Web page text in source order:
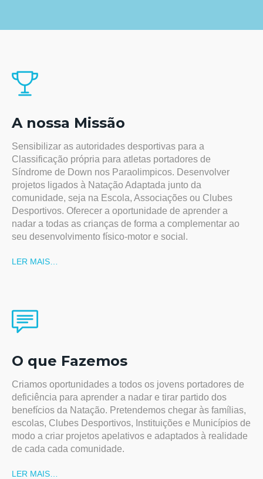
A nossa Missão
Sensibilizar as autoridades desportivas para a
Classificação própria para atletas portadores de
Síndrome de Down nos Paraolimpicos. Desenvolver
projetos ligados à Natação Adaptada junto da
comunidade, seja na Escola, Associações ou Clubes
Desportivos. Oferecer a oportunidade de aprender a
nadar a todas as crianças de forma a complementar ao
seu desenvolvimento físico-motor e social.
LER MAIS…
O que Fazemos
Criamos oportunidades a todos os jovens portadores de
deficiência para aprender a nadar e tirar partido dos
benefícios da Natação. Pretendemos chegar às famílias,
escolas, Clubes Desportivos, Instituições e Municípios de
modo a criar projetos apelativos e adaptados à realidade
de cada cada comunidade.
LER MAIS…